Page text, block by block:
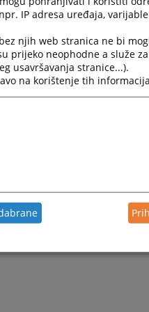
prepiska, tak da se
Vrhovni sud F BIH, a
IP adresa uređaja,
njih web stranica ne bi
prijeko neophodne a služe
usavršavanja stranice...).
na korištenje tih